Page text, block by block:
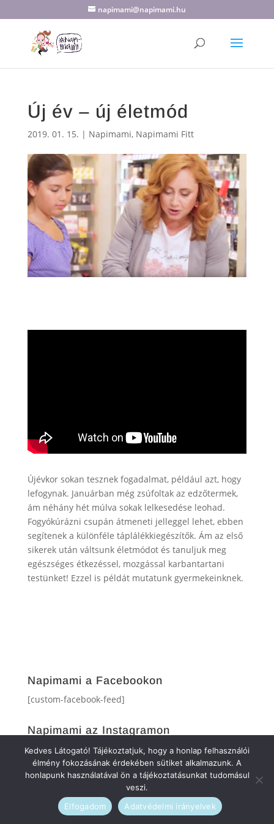
napimami@napimami.hu
Új év – új életmód
2019. 01. 15. | Napimami, Napimami Fitt
Újévkor sokan tesznek fogadalmat, például azt, hogy
lefogynak. Januárban még zsúfoltak az edzőtermek,
ám néhány hét múlva sokak lelkesedése leohad.
Fogyókúrázni csupán átmeneti jelleggel lehet, ebben
segítenek a különféle táplálékkiegészítők. Ám az első
sikerek után váltsunk életmódot és tanuljuk meg
egészséges étkezéssel, mozgással karbantartani
testünket! Ezzel is példát mutatunk gyermekeinknek.
Napimami a Facebookon
[custom-facebook-feed]
Napimami az Instagramon
[instagram-feed]
Kedves Látogató! Tájékoztatjuk, hogy a honlap felhasználói
élmény fokozásának érdekében sütiket alkalmazunk. A
honlapunk használatával ön a tájékoztatásunkat tudomásul
veszi.
Elfogadom
Adatvédelmi irányelvek